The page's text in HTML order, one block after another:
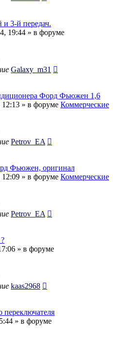
3-й передач.
19:44 » в форуме
Galaxy_m31
Форд Фьюжен 1,6
12:13 » в форуме Коммерческие
Petrov_EA
Фьюжен, оригинал
12:09 » в форуме Коммерческие
Petrov_EA
» в форуме
kaas2968
переключателя
» в форуме